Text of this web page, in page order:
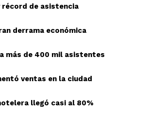
récord de asistencia
derrama económica
más de 400 mil asistentes
ventas en la ciudad
llegó casi al 80%